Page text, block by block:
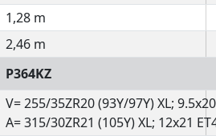
1,28 m
2,46 m
P364KZ
V= 255/35ZR20 (93Y/97Y) XL;
A= 315/30ZR21 (105Y) XL; 12x21